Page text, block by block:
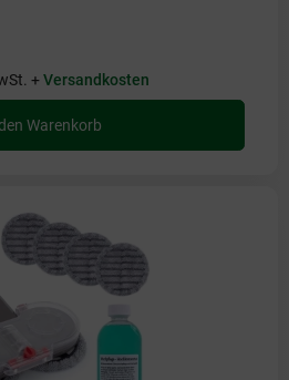
+Versandkosten
Warenkorb